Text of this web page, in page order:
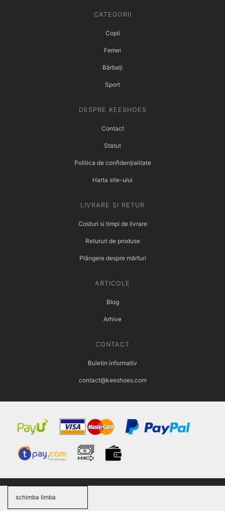
CATEGORII
Copii
Femei
Bărbați
Sport
DESPRE KEESHOES
Contact
Statut
Politica de confidențialitate
Harta site-ului
LIVRARE ȘI RETUR
Costuri si timpi de livrare
Retururi de produse
Plângere despre mărfuri
ARTICOLE
Blog
Arhive
CONTACT
Buletin informativ
contact@keeshoes.com
schimba limba